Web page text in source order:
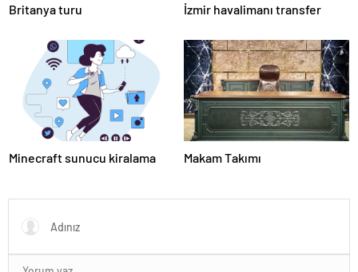
Britanya turu İzmir havalimanı transfer
Minecraft sunucu kiralama Makam Takımı